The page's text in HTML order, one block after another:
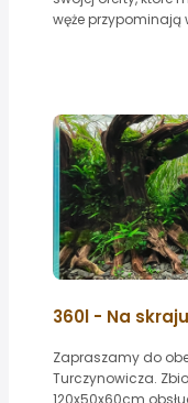
węże przypominają
360l - Na
Zapraszamy do
Turczynowicza.
120x50x60cm